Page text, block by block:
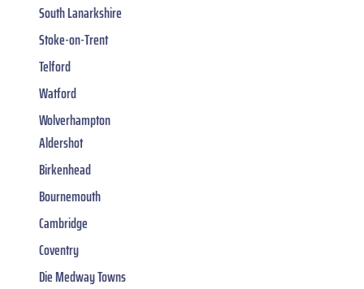
South Lanarkshire
Stoke-on-Trent
Telford
Watford
Wolverhampton
Aldershot
Birkenhead
Bournemouth
Cambridge
Coventry
Die Medway Towns